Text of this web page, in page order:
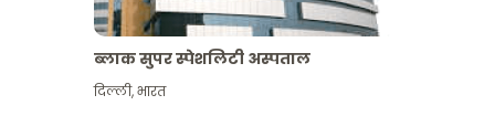
ब्लाक सुपर स्पेशलिटी अस्पताल
दिल्ली,भारत